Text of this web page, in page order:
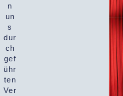
n
un
s
dur
ch
gef
ühr
ten
Ver